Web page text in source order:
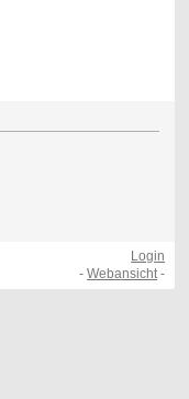
Login
-Webansicht -